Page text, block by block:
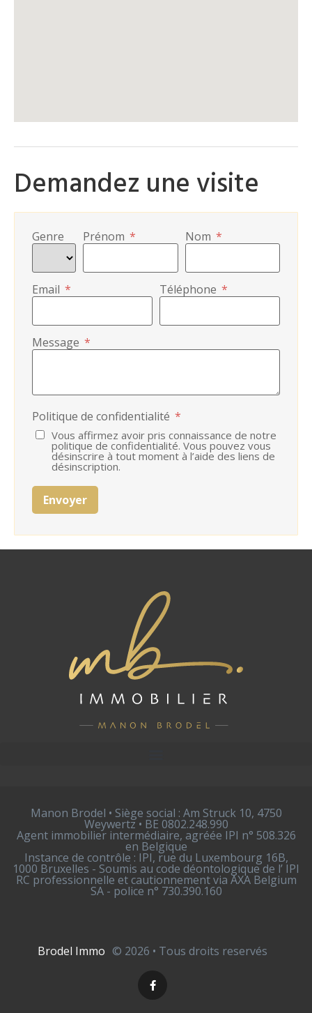
Demandez une visite
Genre Prénom * Nom *
Email * Téléphone *
Message *
Politique de confidentialité *
Vous affirmez avoir pris connaissance de notre
politique de confidentialité. Vous pouvez vous
désinscrire à tout moment à l’aide des liens de
désinscription.
Envoyer
Manon Brodel • Siège social : Am Struck 10, 4750
Weywertz • BE 0802.248.990
Agent immobilier intermédiaire, agréée IPI n° 508.326
en Belgique
Instance de contrôle : IPI, rue du Luxembourg 16B,
1000 Bruxelles - Soumis au code déontologique de l’ IPI
RC professionnelle et cautionnement via AXA Belgium
SA - police n° 730.390.160
Brodel Immo © 2026 • Tous droits reservés